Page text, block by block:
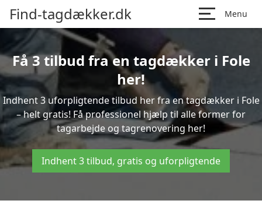
Find-tagdækker.dk Menu
Få 3 tilbud fra en tagdækker i Fole
her!
Indhent 3 uforpligtende tilbud her fra en tagdækker i Fole
– helt gratis! Få professionel hjælp til alle former for
tagarbejde og tagrenovering her!
Indhent 3 tilbud, gratis og uforpligtende